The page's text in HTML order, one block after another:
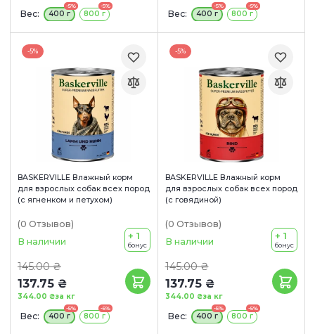
Вес:
-5%
400 г
-5%
800 г Вес:
-5%
400 г
-5%
800 г
-5%
BASKERVILLE Влажный корм
для взрослых собак всех пород
(с ягненком и петухом)
(0 Отзывов)
В наличии
145.00 ₴
137.75 ₴
за кг
344.00 ₴
+ 1
бонус
Вес:
-5%
400 г
-5%
800 г
-5%
BASKERVILLE Влажный корм
для взрослых собак всех пород
(с говядиной)
(0 Отзывов)
В наличии
145.00 ₴
137.75 ₴
за кг
344.00 ₴
+ 1
бонус
Вес:
-5%
400 г
-5%
800 г